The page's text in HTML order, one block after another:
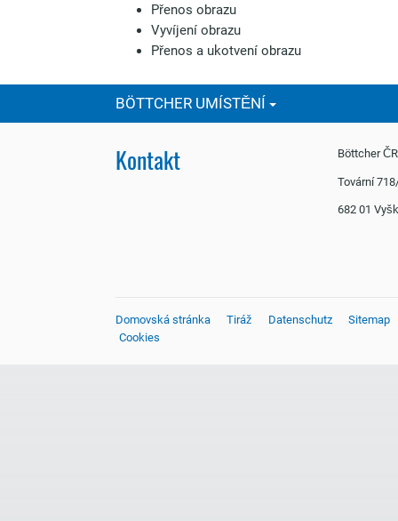
Přenos obrazu
Vyvíjení obrazu
Přenos a ukotvení obrazu
BÖTTCHER UMÍSTĚNÍ
Kontakt Böttcher
Tovární
682 01
Domovská stránka Tiráž Datenschutz
Sitemap
Cookies